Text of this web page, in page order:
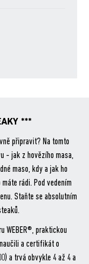
***
připravit? Na tomto
- jak z hovězího masa,
maso, kdy a jak ho
rádi. Pod vedením
Staňte se absolutním
WEBER®, praktickou
a certifikát o
a trvá obvykle 4 až 4 a